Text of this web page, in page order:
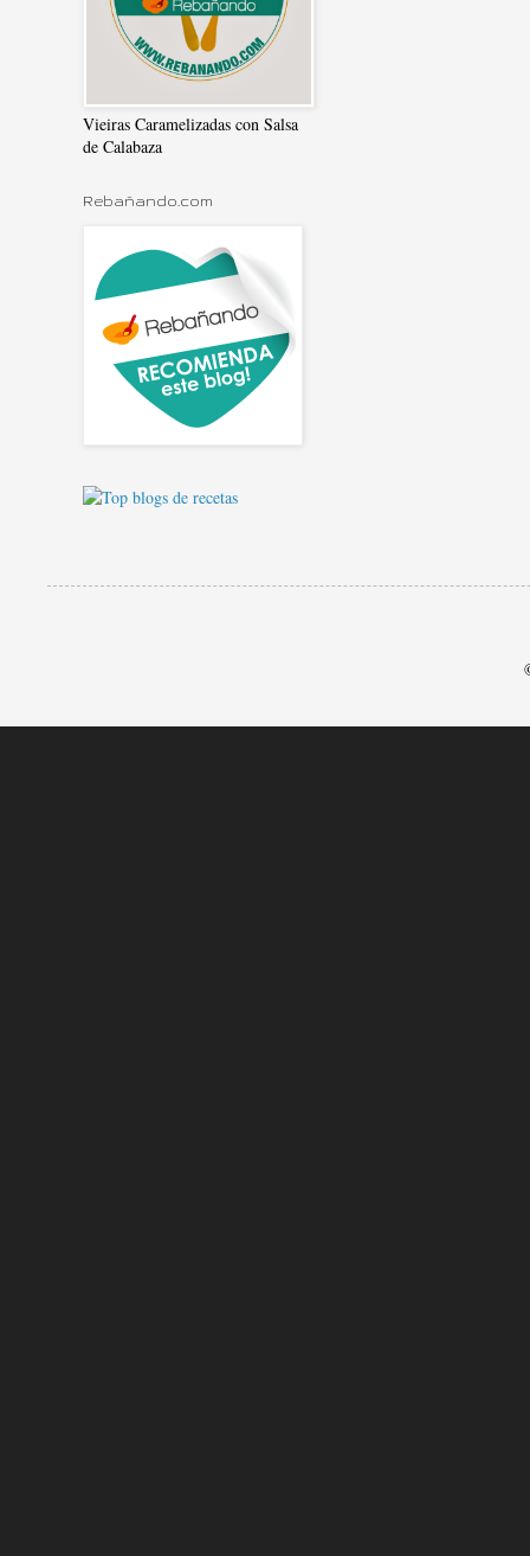
Vieiras Caramelizadas con Salsa
de Calabaza
Rebañando.com